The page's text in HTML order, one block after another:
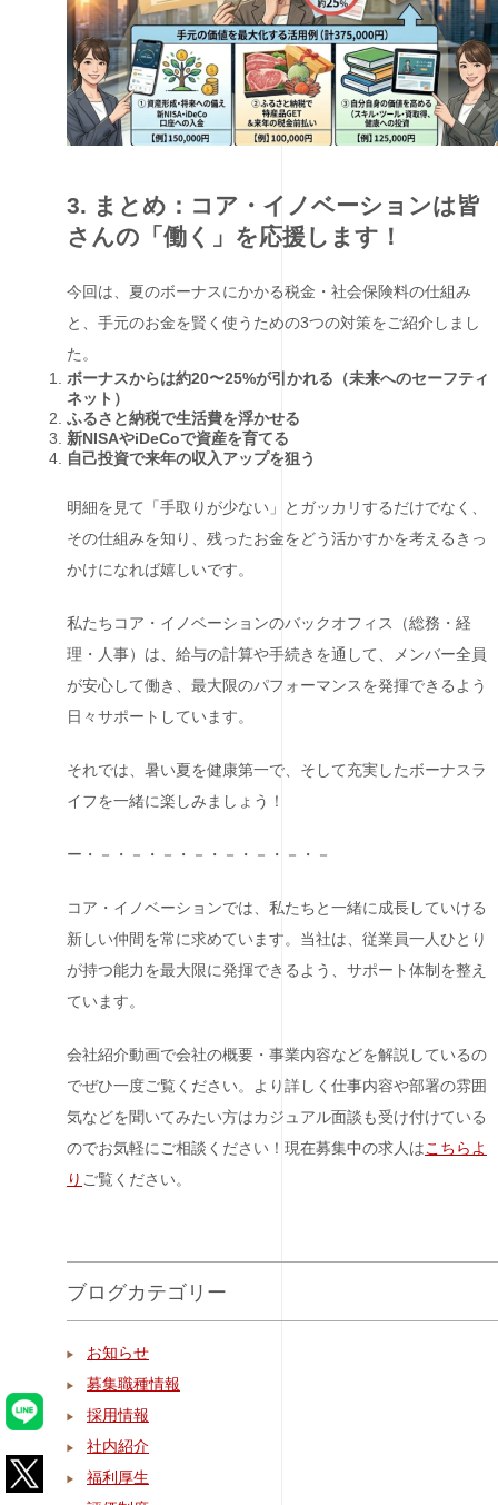
3. まとめ：コア・イノベーションは皆
さんの「働く」を応援します！
今回は、夏のボーナスにかかる税金・社会保険料の仕組み
と、手元のお金を賢く使うための3つの対策をご紹介しまし
た。
ボーナスからは約20〜25%が引かれる（未来へのセーフティ
ネット）
ふるさと納税で生活費を浮かせる
新NISAやiDeCoで資産を育てる
自己投資で来年の収入アップを狙う
明細を見て「手取りが少ない」とガッカリするだけでなく、
その仕組みを知り、残ったお金をどう活かすかを考えるきっ
かけになれば嬉しいです。
私たちコア・イノベーションのバックオフィス（総務・経
理・人事）は、給与の計算や手続きを通して、メンバー全員
が安心して働き、最大限のパフォーマンスを発揮できるよう
日々サポートしています。
それでは、暑い夏を健康第一で、そして充実したボーナスラ
イフを一緒に楽しみましょう！
ー・－・－・－・－・－・－・－・－
コア・イノベーションでは、私たちと一緒に成長していける
新しい仲間を常に求めています。当社は、従業員一人ひとり
が持つ能力を最大限に発揮できるよう、サポート体制を整え
ています。
会社紹介動画で会社の概要・事業内容などを解説しているの
でぜひ一度ご覧ください。より詳しく仕事内容や部署の雰囲
気などを聞いてみたい方はカジュアル面談も受け付けている
のでお気軽にご相談ください！現在募集中の求人はこちらよ
り ご覧ください。
ブログカテゴリー
お知らせ
募集職種情報
採用情報
社内紹介
福利厚生